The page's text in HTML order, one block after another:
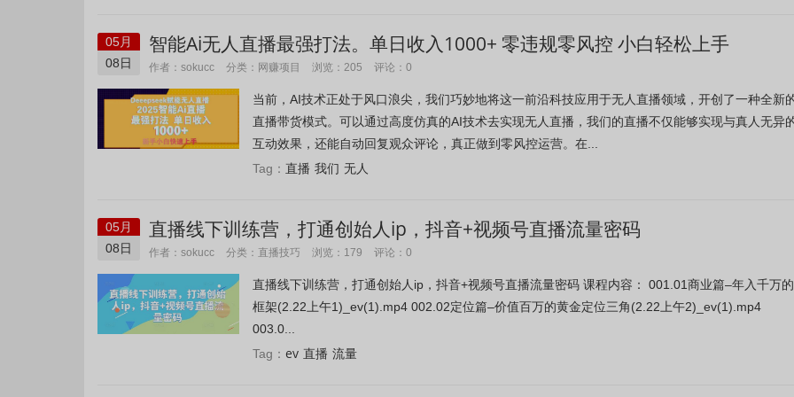
05月
08日
智能Ai无人直播最强打法。单日收入1000+ 零违规零风控 小白轻松上手
作者：sokucc 分类： 网赚项目 浏览：205 评论：0
当前，AI技术正处于风口浪尖，我们巧妙地将这一前沿科技应用于无人直播领域，开创了一种全新
直播带货模式。可以通过高度仿真的AI技术去实现无人直播，我们的直播不仅能够实现与真人无异
互动效果，还能自动回复观众评论，真正做到零风控运营。在...
Tag： 直播 我们 无人
05月
08日
直播线下训练营，打通创始人ip，抖音+视频号直播流量密码
作者：sokucc 分类： 直播技巧 浏览：179 评论：0
直播线下训练营，打通创始人ip，抖音+视频号直播流量密码 课程内容： 001.01商业篇–年入千万
框架(2.22上午1)_ev(1).mp4 002.02定位篇–价值百万的黄金定位三角(2.22上午2)_ev(1).mp4
003.0...
Tag： ev 直播 流量